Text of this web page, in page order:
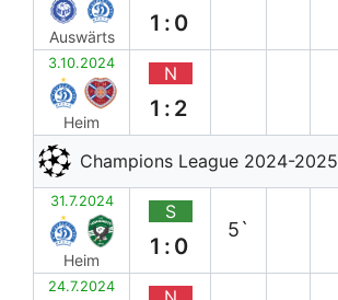
Auswärts
1:0
3.10.2024
Heim
N
1:2
Champions League 2024-2025
31.7.2024
Heim
S
1:0
5`
24.7.2024